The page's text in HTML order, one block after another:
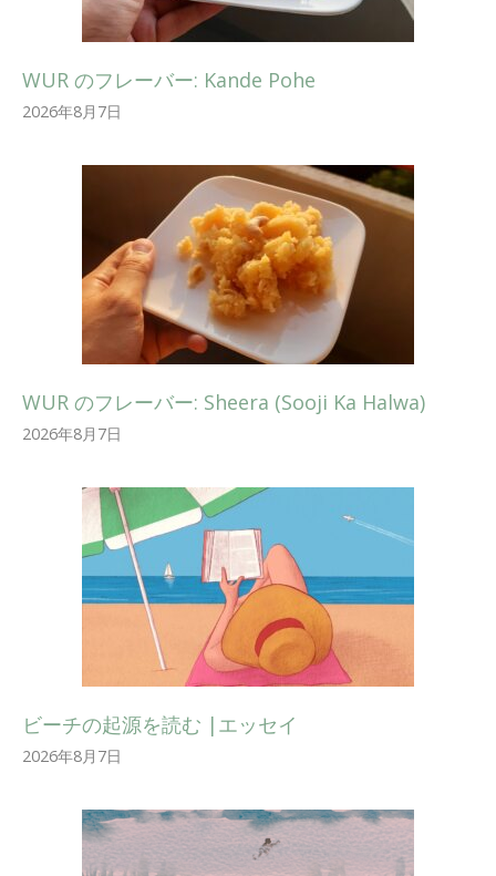
WUR のフレーバー: Kande Pohe
2026年8月7日
WUR のフレーバー: Sheera (Sooji Ka Halwa)
2026年8月7日
ビーチの起源を読む |エッセイ
2026年8月7日